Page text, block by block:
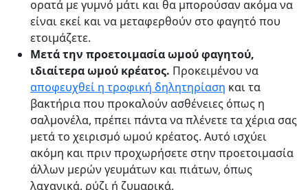
ορατά με γυμνό μάτι και θα μπορούσαν ακόμα να
είναι εκεί και να μεταφερθούν στο φαγητό που
ετοιμάζετε.
Μετά την προετοιμασία ωμού φαγητού,
ιδιαίτερα ωμού κρέατος. Προκειμένου να
αποφευχθεί η τροφική δηλητηρίαση και τα
βακτήρια που προκαλούν ασθένειες όπως η
σαλμονέλα, πρέπει πάντα να πλένετε τα χέρια σας
μετά το χειρισμό ωμού κρέατος. Αυτό ισχύει
ακόμη και πριν προχωρήσετε στην προετοιμασία
άλλων μερών γευμάτων και πιάτων, όπως
λαχανικά, ρύζι ή ζυμαρικά.